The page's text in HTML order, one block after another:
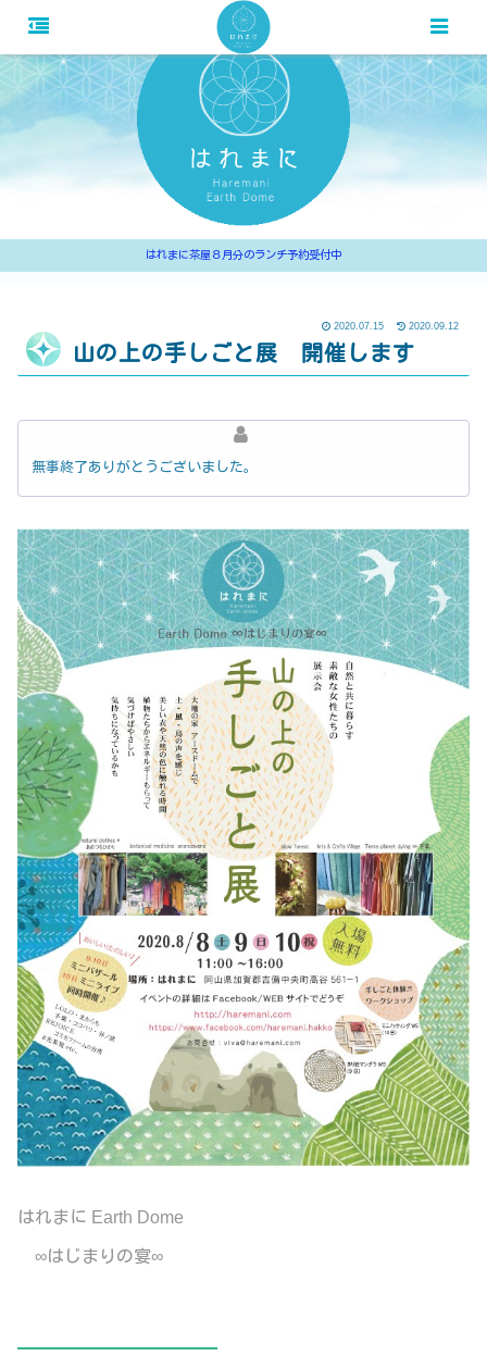
はれまに茶屋８月分のランチ予約受付中
2020.07.15 2020.09.12
山の上の手しごと展 開催します
無事終了ありがとうございました。
はれまに Earth Dome
∞はじまりの宴∞